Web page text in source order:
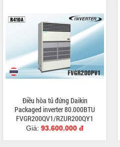
Điều hòa tủ đứng Daikin
Packaged inverter 80.000BTU
FVGR200QV1/RZUR200QY1
Giá: 93.600.000 đ